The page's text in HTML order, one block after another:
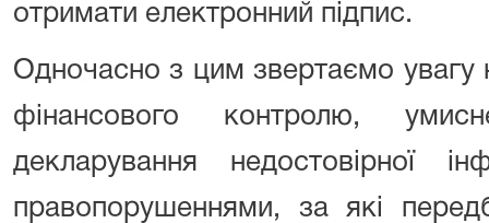
отримати електронний підпис.
Одночасно з цим звертаємо
фінансового контролю,
декларування недостовірної
правопорушеннями, за які